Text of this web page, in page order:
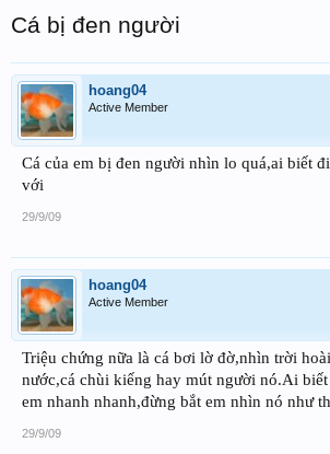
Cá bị đen người
hoang04
Active Member
Cá của em bị đen người nhìn lo quá,ai biết
với
29/9/09
hoang04
Active Member
Triệu chứng nữa là cá bơi lờ đờ,nhìn trời
nước,cá chùi kiếng hay mút người nó.Ai
em nhanh nhanh,đừng bắt em nhìn nó như
29/9/09